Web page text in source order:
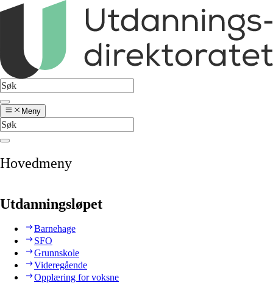
Meny
Hovedmeny
Utdanningsløpet
Barnehage
SFO
Grunnskole
Videregående
Opplæring for voksne